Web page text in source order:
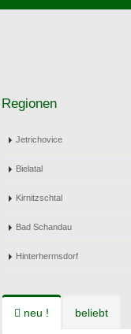
Regionen
Jetrichovice
Bielatal
Kirnitzschtal
Bad Schandau
Hinterhermsdorf
neu ! beliebt